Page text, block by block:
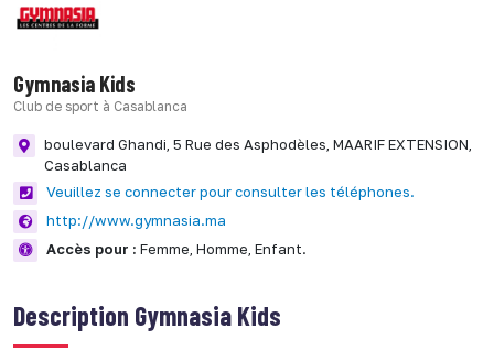
Gymnasia Kids
Club de sport à Casablanca
boulevard Ghandi, 5 Rue des Asphodèles, MAARIF EXTENSION,
Casablanca
Veuillez se connecter pour consulter les téléphones.
http://www.gymnasia.ma
Accès pour : Femme, Homme, Enfant.
Description Gymnasia Kids